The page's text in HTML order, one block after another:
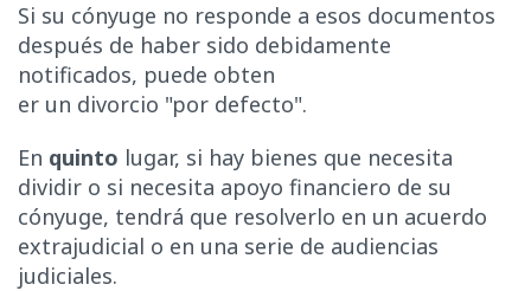
Si su cónyuge no responde a esos documentos
después de haber sido debidamente
notificados, puede obten
er un divorcio "por defecto".
En quinto lugar, si hay bienes que necesita
dividir o si necesita apoyo financiero de su
cónyuge, tendrá que resolverlo en un acuerdo
extrajudicial o en una serie de audiencias
judiciales.